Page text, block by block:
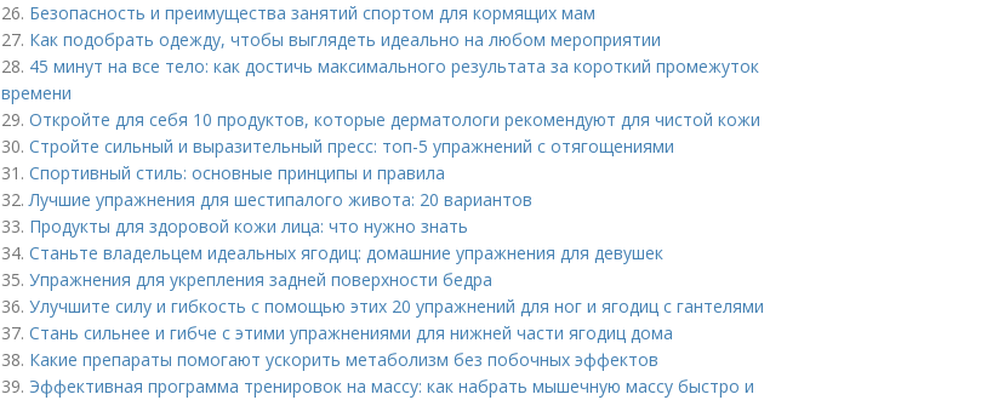
26. Безопасность и преимущества занятий спортом для кормящих мам
27. Как подобрать одежду, чтобы выглядеть идеально на любом мероприятии
28. 45 минут на все тело: как достичь максимального результата за короткий промежуток
времени
29. Откройте для себя 10 продуктов, которые дерматологи рекомендуют для чистой кожи
30. Стройте сильный и выразительный пресс: топ-5 упражнений с отягощениями
31. Спортивный стиль: основные принципы и правила
32.Лучшие упражнения для шестипалого живота: 20 вариантов
33. Продукты для здоровой кожи лица: что нужно знать
34. Станьте владельцем идеальных ягодиц: домашние упражнения для девушек
35. Упражнения для укрепления задней поверхности бедра
36. Улучшите силу и гибкость с помощью этих 20 упражнений для ног и ягодиц с гантелями
37. Стань сильнее и гибче с этими упражнениями для нижней части ягодиц дома
38. Какие препараты помогают ускорить метаболизм без побочных эффектов
39. Эффективная программа тренировок на массу: как набрать мышечную массу быстро и